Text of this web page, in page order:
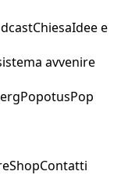
ChiesaIdee e
avvenire
PopotusPop
ShopContatti